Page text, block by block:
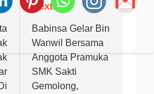
Next:
Babinsa Gelar Bin
Wanwil Bersama
Anggota Pramuka
SMK Sakti
Gemolong,